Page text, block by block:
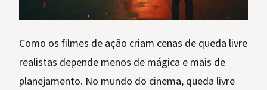
Como os filmes de ação criam cenas de queda livre
realistas depende menos de mágica e mais de
planejamento. No mundo do cinema, queda livre